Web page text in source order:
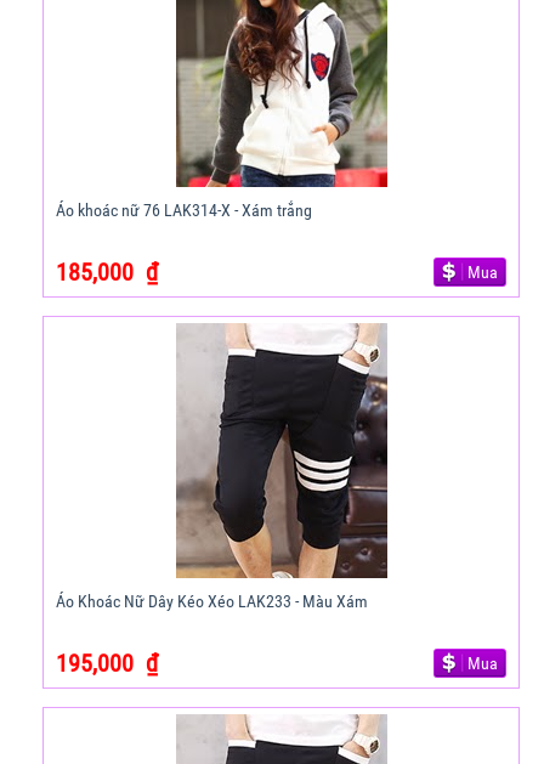
Áo khoác nữ 76 LAK314-X - Xám trắng
185,000 ₫ Mua
Áo Khoác Nữ Dây Kéo Xéo LAK233 - Màu Xám
195,000 ₫ Mua